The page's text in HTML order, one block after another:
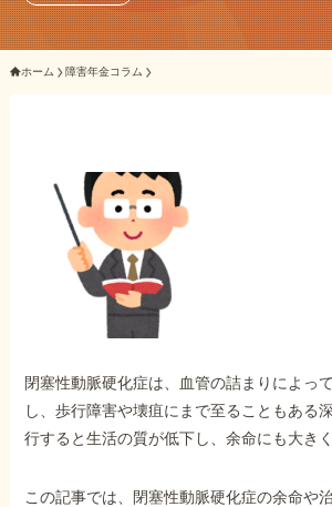
初回相談料0円・受給後報酬型
サポート料金について
ご相談事例をみる
外出困難でもOK
非対面で申請できる
ホーム
ホーム 障害年金コラム
閉塞性動脈硬化症は、血管の詰まりによっ
し、歩行障害や壊疽にまで至ることもある
行すると生活の質が低下し、余命にも大き
この記事では、閉塞性動脈硬化症の余命や